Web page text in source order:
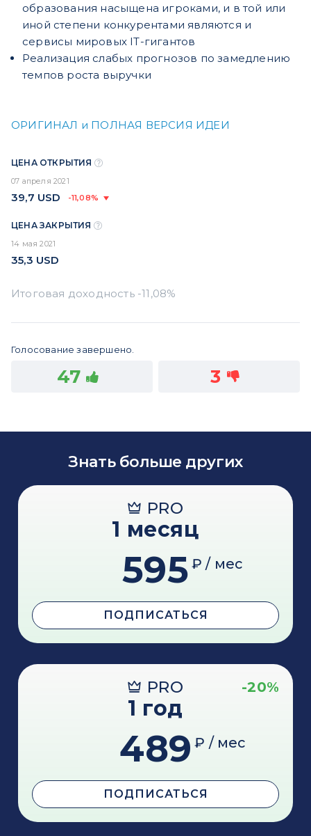
образования насыщена игроками, и в той или
иной степени конкурентами являются и
сервисы мировых IT-гигантов
Реализация слабых прогнозов по замедлению
темпов роста выручки
ОРИГИНАЛ и ПОЛНАЯ ВЕРСИЯ ИДЕИ
ЦЕНА ОТКРЫТИЯ
07 апреля 2021
39,7 USD -11,08%
ЦЕНА ЗАКРЫТИЯ
14 мая 2021
35,3 USD
Голосование завершено.
47 3
Знать больше других
PRO
1 месяц
595 ₽ / мес
ПОДПИСАТЬСЯ
PRO -20%
1 год
489 ₽ / мес
ПОДПИСАТЬСЯ